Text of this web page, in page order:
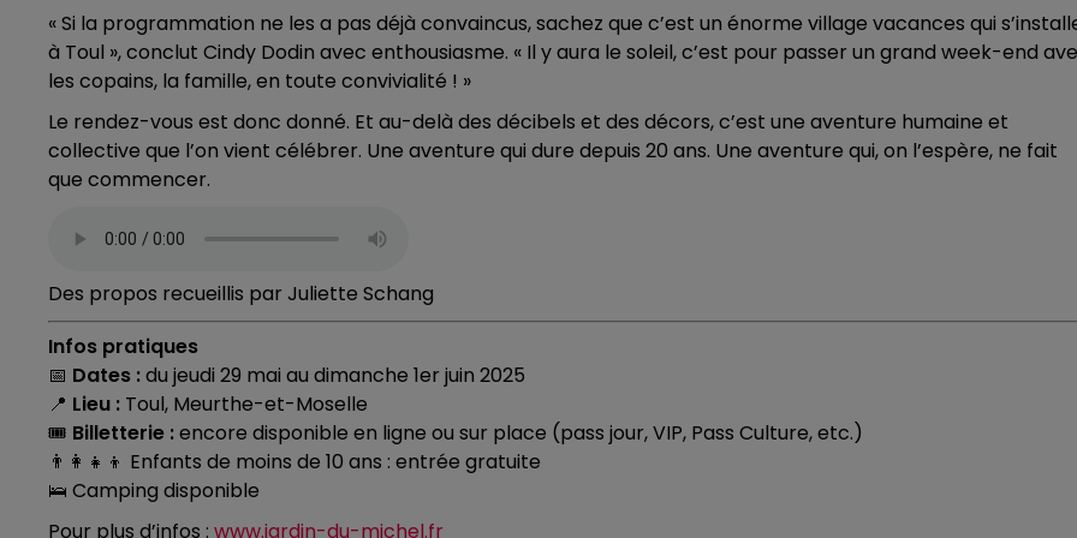
« Si la programmation ne les a pas déjà convaincus, sachez que c’est un énorme village vacances qui
à Toul », conclut Cindy Dodin avec enthousiasme. « Il y aura le soleil, c’est pour passer un grand week-end
les copains, la famille, en toute convivialité ! »
Le rendez-vous est donc donné. Et au-delà des décibels et des décors, c’est une aventure humaine et
collective que l’on vient célébrer. Une aventure qui dure depuis 20 ans. Une aventure qui, on l’espère, ne fait
que commencer.
Des propos recueillis par Juliette Schang
Infos pratiques
📅 Dates :du jeudi 29 mai au dimanche 1er juin 2025
📍 Lieu : Toul, Meurthe-et-Moselle
🎟️ Billetterie :encore disponible en ligne ou sur place (pass jour, VIP, Pass Culture, etc.)
👨‍👩‍👧‍👦 Enfants de moins de 10 ans : entrée gratuite
🛌 Camping disponible
Pour plus d’infos : www.jardin-du-michel.fr